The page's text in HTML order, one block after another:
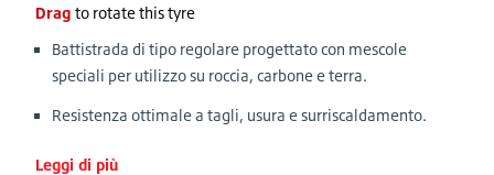
Drag to rotate this tyre
Battistrada di tipo regolare progettato con mescole
speciali per utilizzo su roccia, carbone e terra.
Resistenza ottimale a tagli, usura e surriscaldamento.
Leggi di più